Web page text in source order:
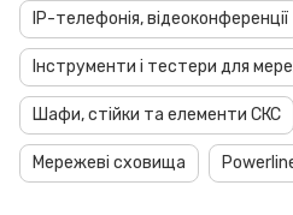
IP-телефонія, відеоконференції
Інструменти і тестери для
Шафи, стійки та елементи СКС
Мережеві сховища